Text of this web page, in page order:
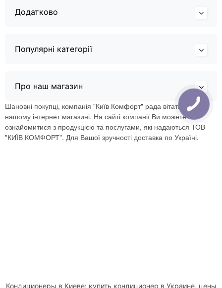
Додатково
Популярні категорії
Про наш магазин
Шановні покупці, компанія "Київ Комфорт" рада вітати Вас в
нашому інтернет магазині. На сайті компанії Ви можете
ознайомитися з продукцією та послугами, які надаються ТОВ
"КИЇВ КОМФОРТ". Для Вашої зручності доставка по Україні.
Кондиционеры в Киеве: купить кондиционер в Украине, цены